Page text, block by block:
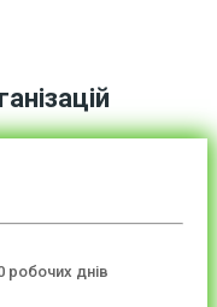
робочих днів